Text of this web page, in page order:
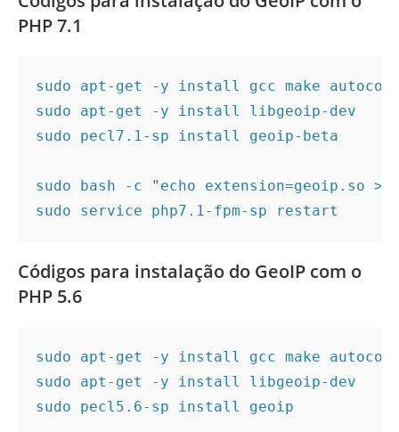
PHP 7.1
sudo apt-get -y install gcc make
sudo apt-get -y install libgeoip-dev
sudo pecl7.1-sp install geoip-beta
sudo bash -c "echo extension=geoip.so
sudo service php7.1-fpm-sp restart
Códigos para instalação do GeoIP com o
PHP 5.6
sudo apt-get -y install gcc make
sudo apt-get -y install libgeoip-dev
sudo pecl5.6-sp install geoip